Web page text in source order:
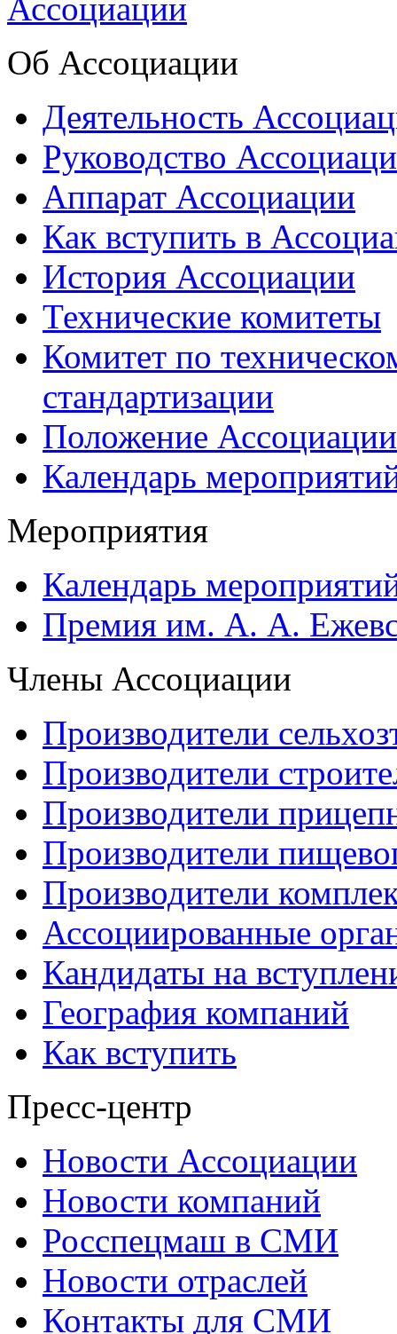
Об Ассоциации
Деятельность
Руководство
Аппарат Ассоциации
Как вступить в
История Ассоциации
Технические комитеты
Комитет по
стандартизации
Положение
Календарь
Мероприятия
Календарь
Премия им. А. А.
Члены Ассоциации
Производители
Производители
Производители
Производители
Производители
Ассоциированные
Кандидаты на
География компаний
Как вступить
Пресс-центр
Новости Ассоциации
Новости компаний
Росспецмаш в СМИ
Новости отраслей
Контакты для СМИ